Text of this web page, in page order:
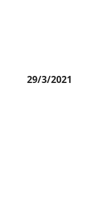
29/3/2021